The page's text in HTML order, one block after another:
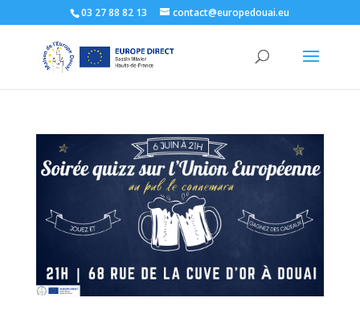
03 27 88 82 13 contact@europedouai.eu